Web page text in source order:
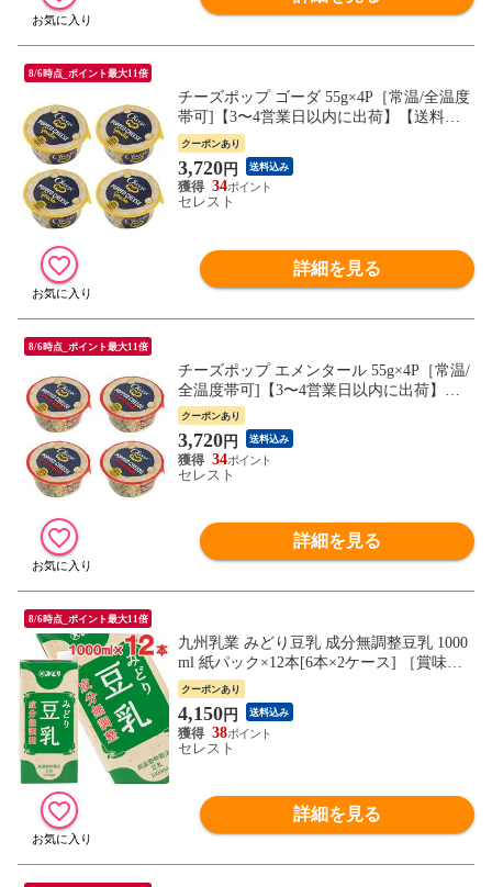
8/6時点_ポイント最大11倍
チーズポップ ゴーダ 55g×4P［常温/全温度
帯可]【3〜4営業日以内に出荷】【送料無
料】
クーポンあり
3,720円 送料込み
34
セレスト
詳細を見る
8/6時点_ポイント最大11倍
チーズポップ エメンタール 55g×4P［常温/
全温度帯可]【3〜4営業日以内に出荷】
【送料無料】
クーポンあり
3,720円 送料込み
34
セレスト
詳細を見る
8/6時点_ポイント最大11倍
九州乳業 みどり豆乳 成分無調整豆乳 1000
ml 紙パック×12本[6本×2ケース] ［賞味期
限：製造日より180日］【7営業日以内に出
荷】[送料無料] ヘルシー 大豆 たんぱく質
イソフラボン アイス 糖質 1L 1リットル
クーポンあり
4,150円 送料込み
38
セレスト
詳細を見る